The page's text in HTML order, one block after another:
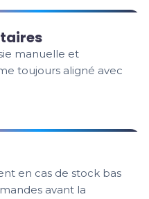
manuelle et
toujours aligné avec
en cas de stock bas
avant la